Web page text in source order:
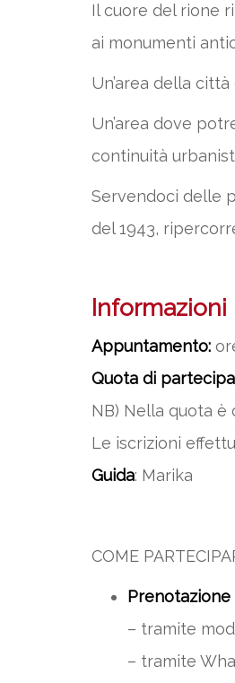
Il cuore del rione
ai monumenti
Un’area della
Un’area dove
continuità
Servendoci delle
del 1943,
Informazioni
Appuntamento:
Quota di
NB) Nella quota è
Le iscrizioni
Guida: Marika
COME
– tramite
– tramite